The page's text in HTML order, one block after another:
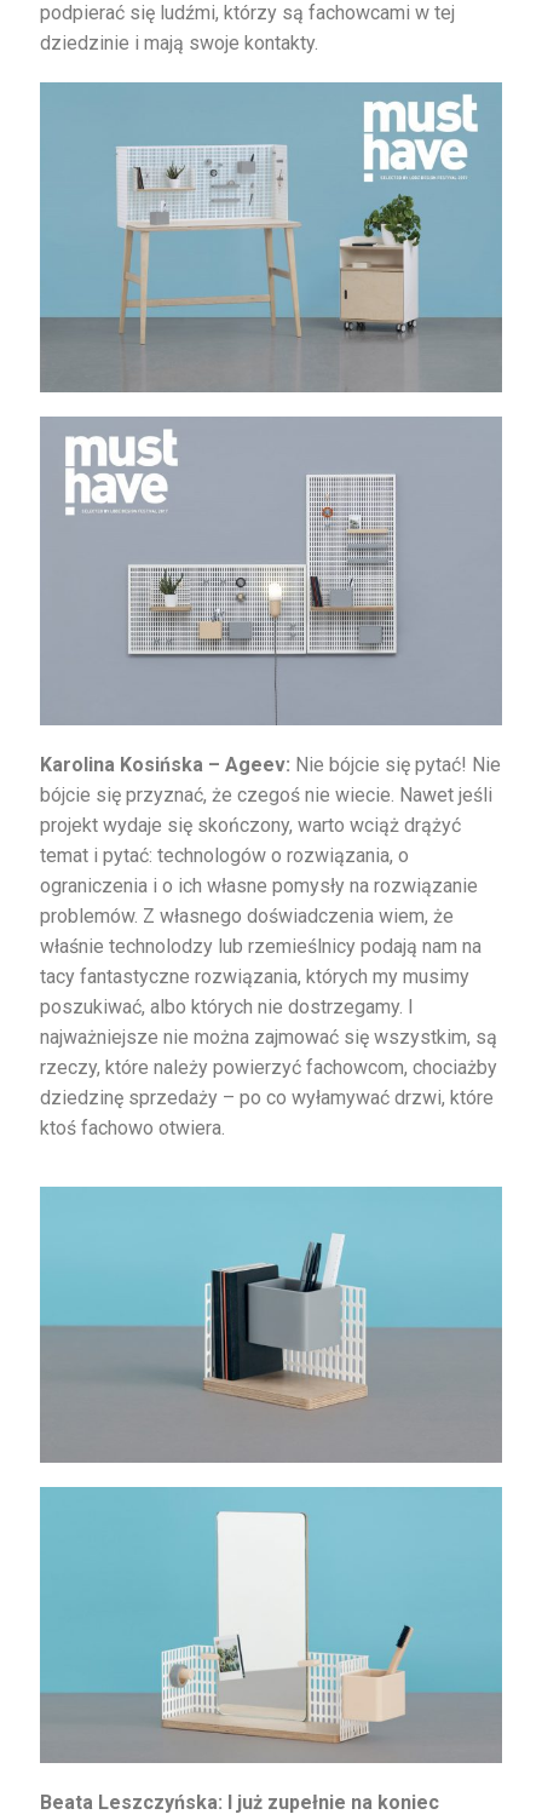
podpierać się ludźmi, którzy są fachowcami w tej
dziedzinie i mają swoje kontakty.
Karolina Kosińska – Ageev: Nie bójcie się pytać! Nie
bójcie się przyznać, że czegoś nie wiecie. Nawet jeśli
projekt wydaje się skończony, warto wciąż drążyć
temat i pytać: technologów o rozwiązania, o
ograniczenia i o ich własne pomysły na rozwiązanie
problemów. Z własnego doświadczenia wiem, że
właśnie technolodzy lub rzemieślnicy podają nam na
tacy fantastyczne rozwiązania, których my musimy
poszukiwać, albo których nie dostrzegamy. I
najważniejsze nie można zajmować się wszystkim, są
rzeczy, które należy powierzyć fachowcom, chociażby
dziedzinę sprzedaży – po co wyłamywać drzwi, które
ktoś fachowo otwiera.
Beata Leszczyńska: I już zupełnie na koniec